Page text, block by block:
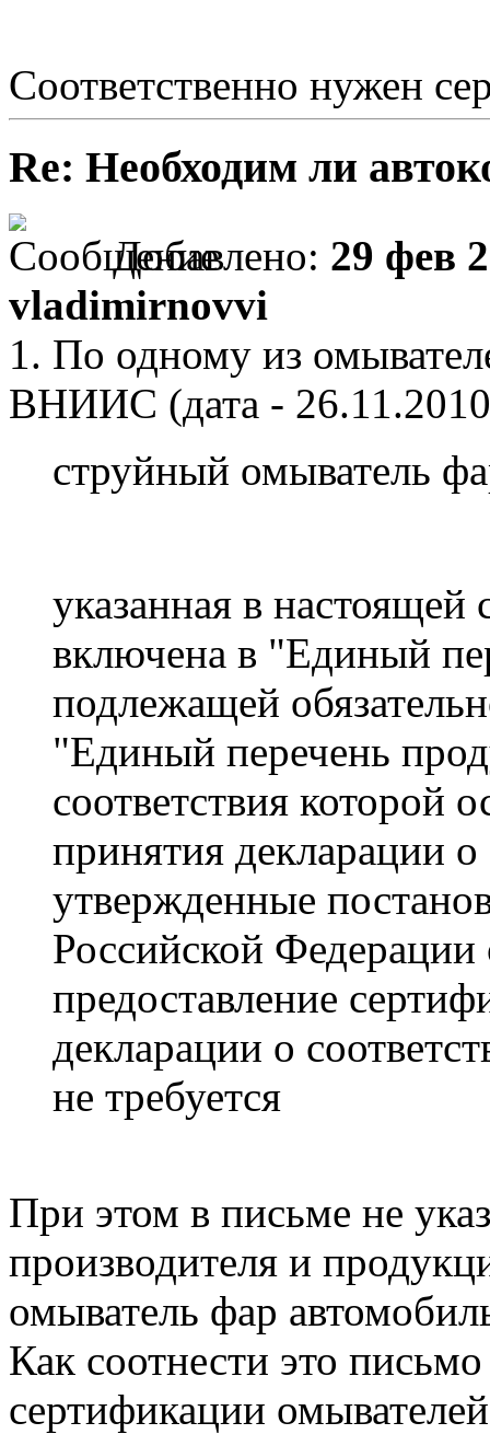
Соответственно нужен
Re: Необходим ли
Добавлено: 29 фев
vladimirnovvi
1. По одному из
ВНИИС (дата -
струйный омыватель
указанная в настоящей
включена в "Единый
подлежащей
"Единый перечень
соответствия которой
принятия декларации о
утвержденные
Российской
предоставление
декларации о
не требуется
При этом в письме не
производителя и
омыватель фар
Как соотнести это
сертификации